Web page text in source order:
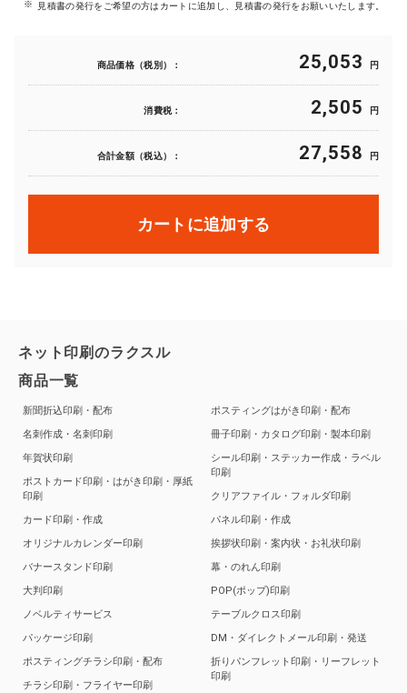
見積書の発行をご希望の方はカートに追加し、見積書の発行をお願いいたします。
商品価格（税別）： 25,053 円
消費税： 2,505 円
合計金額（税込）： 27,558 円
カートに追加する
ネット印刷のラクスル
商品一覧
新聞折込印刷・配布
名刺作成・名刺印刷
年賀状印刷
ポストカード印刷・はがき印刷・厚紙
印刷
カード印刷・作成
オリジナルカレンダー印刷
バナースタンド印刷
大判印刷
ノベルティサービス
パッケージ印刷
ポスティングチラシ印刷・配布
チラシ印刷・フライヤー印刷
ポスティングはがき印刷・配布
冊子印刷・カタログ印刷・製本印刷
シール印刷・ステッカー作成・ラベル
印刷
クリアファイル・フォルダ印刷
パネル印刷・作成
挨拶状印刷・案内状・お礼状印刷
幕・のれん印刷
POP(ポップ)印刷
テーブルクロス印刷
DM・ダイレクトメール印刷・発送
折りパンフレット印刷・リーフレット
印刷